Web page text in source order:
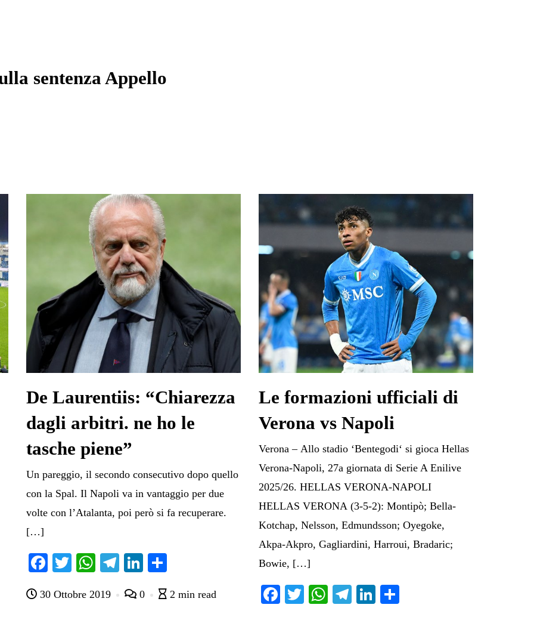
sentenza Appello
De Laurentiis: “Chiarezza
dagli arbitri. ne ho le
tasche piene”
Un pareggio, il secondo consecutivo dopo quello
con la Spal. Il Napoli va in vantaggio per due
volte con l’Atalanta, poi però si fa recuperare.
[…]
Fa
bo
T
tte
W
ts
Te
gr
Li
ed di
30 Ottobre 2019 0 2 min read
Le formazioni ufficiali di
Verona vs Napoli
Verona – Allo stadio ‘Bentegodi‘ si gioca Hellas
Verona-Napoli, 27a giornata di Serie A Enilive
2025/26. HELLAS VERONA-NAPOLI
HELLAS VERONA (3-5-2): Montipò; Bella-
Kotchap, Nelsson, Edmundsson; Oyegoke,
Akpa-Akpro, Gagliardini, Harroui, Bradaric;
Bowie, […]
Fa T
W
Te
Li